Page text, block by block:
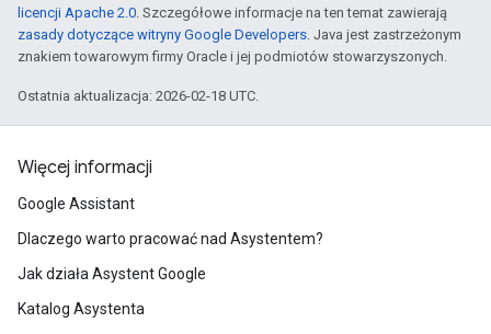
licencji Apache 2.0. Szczegółowe informacje na ten temat zawierają
zasady dotyczące witryny Google Developers. Java jest zastrzeżonym
znakiem towarowym firmy Oracle i jej podmiotów stowarzyszonych.
Ostatnia aktualizacja: 2026-02-18 UTC.
Więcej informacji
Google Assistant
Dlaczego warto pracować nad Asystentem?
Jak działa Asystent Google
Katalog Asystenta